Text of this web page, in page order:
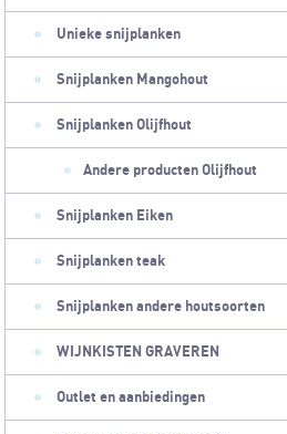
Unieke snijplanken
Snijplanken Mangohout
Snijplanken Olijfhout
Andere producten Olijfhout
Snijplanken Eiken
Snijplanken teak
Snijplanken andere houtsoorten
WIJNKISTEN GRAVEREN
Outlet en aanbiedingen